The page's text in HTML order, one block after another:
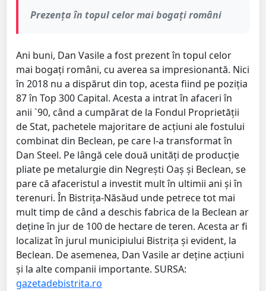
Prezența în topul celor mai bogați români
Ani buni, Dan Vasile a fost prezent în topul celor
mai bogați români, cu averea sa impresionantă. Nici
în 2018 nu a dispărut din top, acesta fiind pe poziția
87 în Top 300 Capital. Acesta a intrat în afaceri în
anii `90, când a cumpărat de la Fondul Proprietății
de Stat, pachetele majoritare de acțiuni ale fostului
combinat din Beclean, pe care l-a transformat în
Dan Steel. Pe lângă cele două unități de producție
pliate pe metalurgie din Negrești Oaș și Beclean, se
pare că afaceristul a investit mult în ultimii ani și în
terenuri. În Bistrița-Năsăud unde petrece tot mai
mult timp de când a deschis fabrica de la Beclean ar
deține în jur de 100 de hectare de teren. Acesta ar fi
localizat în jurul municipiului Bistrița și evident, la
Beclean. De asemenea, Dan Vasile ar deține acțiuni
și la alte companii importante. SURSA:
gazetadebistrita.ro